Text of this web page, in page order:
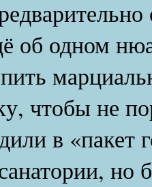
об одном
чтобы не
в «пакет
но